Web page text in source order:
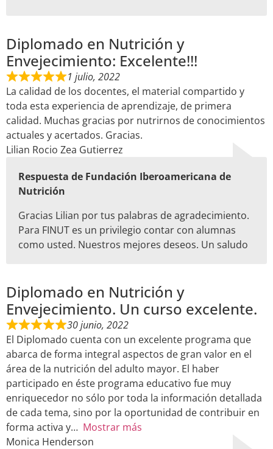
Diplomado en Nutrición y
Envejecimiento: Excelente!!!
1 julio, 2022
La calidad de los docentes, el material compartido y
toda esta experiencia de aprendizaje, de primera
calidad. Muchas gracias por nutrirnos de conocimientos
actuales y acertados. Gracias.
Lilian Rocio Zea Gutierrez
Respuesta de Fundación Iberoamericana de
Nutrición
Gracias Lilian por tus palabras de agradecimiento.
Para FINUT es un privilegio contar con alumnas
como usted. Nuestros mejores deseos. Un saludo
Diplomado en Nutrición y
Envejecimiento. Un curso excelente.
30 junio, 2022
El Diplomado cuenta con un excelente programa que
abarca de forma integral aspectos de gran valor en el
área de la nutrición del adulto mayor. El haber
participado en éste programa educativo fue muy
enriquecedor no sólo por toda la información detallada
de cada tema, sino por la oportunidad de contribuir en
forma activa y
Mostrar más
Monica Henderson